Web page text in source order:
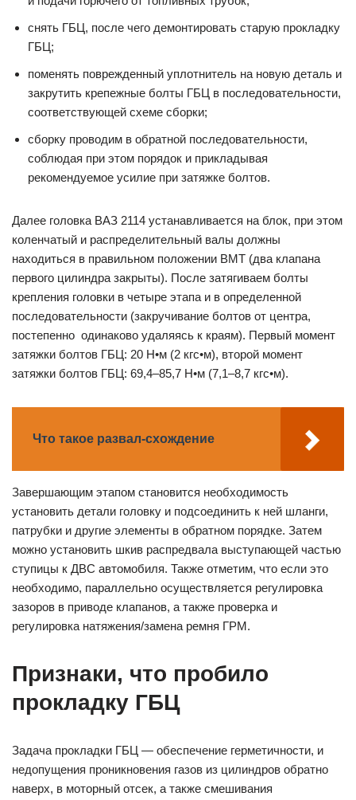
снять ГБЦ, после чего демонтировать старую прокладку
ГБЦ;
поменять поврежденный уплотнитель на новую деталь и
закрутить крепежные болты ГБЦ в последовательности,
соответствующей схеме сборки;
сборку проводим в обратной последовательности,
соблюдая при этом порядок и прикладывая
рекомендуемое усилие при затяжке болтов.
Далее головка ВАЗ 2114 устанавливается на блок, при этом
коленчатый и распределительный валы должны
находиться в правильном положении ВМТ (два клапана
первого цилиндра закрыты). После затягиваем болты
крепления головки в четыре этапа и в определенной
последовательности (закручивание болтов от центра,
постепенно одинаково удаляясь к краям). Первый момент
затяжки болтов ГБЦ: 20 Н•м (2 кгс•м), второй момент
затяжки болтов ГБЦ: 69,4–85,7 Н•м (7,1–8,7 кгс•м).
Что такое развал-схождение
Завершающим этапом становится необходимость
установить детали головку и подсоединить к ней шланги,
патрубки и другие элементы в обратном порядке. Затем
можно установить шкив распредвала выступающей частью
ступицы к ДВС автомобиля. Также отметим, что если это
необходимо, параллельно осуществляется регулировка
зазоров в приводе клапанов, а также проверка и
регулировка натяжения/замена ремня ГРМ.
Признаки, что пробило
прокладку ГБЦ
Задача прокладки ГБЦ — обеспечение герметичности, и
недопущения проникновения газов из цилиндров обратно
наверх, в моторный отсек, а также смешивания